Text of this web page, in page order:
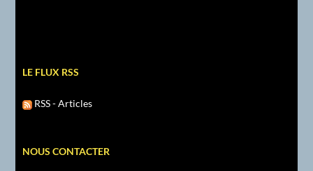
LE FLUX RSS
RSS - Articles
NOUS CONTACTER